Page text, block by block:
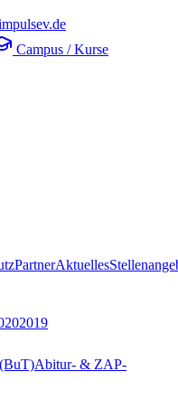
Campus / Kurse
PartnerAktuelles
2019
Abitur- & ZAP-